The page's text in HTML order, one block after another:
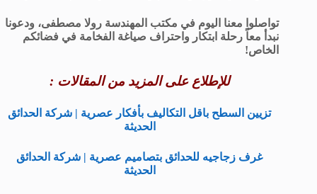
تواصلوا معنا اليوم في مكتب المهندسة رولا مصطفى، ودعونا
نبدأ معاً رحلة ابتكار واحتراف صياغة الفخامة في فضائكم
الخاص!
للإطلاع على المزيد من المقالات :
تزيين السطح باقل التكاليف بأفكار عصرية | شركة الحدائق
الحديثة
غرف زجاجيه للحدائق بتصاميم عصرية | شركة الحدائق
الحديثة